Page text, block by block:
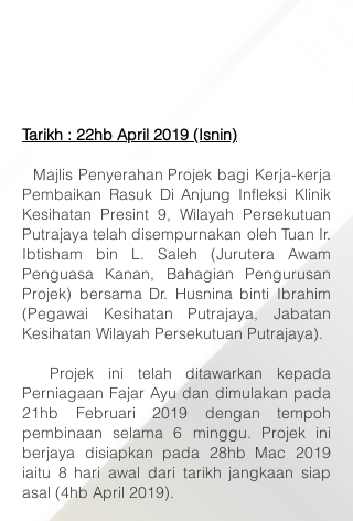
Tarikh : 22hb April 2019 (Isnin)
Majlis Penyerahan Projek bagi Kerja-kerja
Pembaikan Rasuk Di Anjung Infleksi Klinik
Kesihatan Presint 9, Wilayah Persekutuan
Putrajaya telah disempurnakan oleh Tuan Ir.
Ibtisham bin L. Saleh (Jurutera Awam
Penguasa Kanan, Bahagian Pengurusan
Projek) bersama Dr. Husnina binti Ibrahim
(Pegawai Kesihatan Putrajaya, Jabatan
Kesihatan Wilayah Persekutuan Putrajaya).
Projek ini telah ditawarkan kepada
Perniagaan Fajar Ayu dan dimulakan pada
21hb Februari 2019 dengan tempoh
pembinaan selama 6 minggu. Projek ini
berjaya disiapkan pada 28hb Mac 2019
iaitu 8 hari awal dari tarikh jangkaan siap
asal (4hb April 2019).